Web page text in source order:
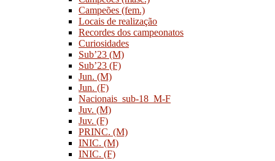
Campeões (fem.)
Locais de realização
Recordes dos campeonatos
Curiosidades
Sub’23 (M)
Sub’23 (F)
Jun. (M)
Jun. (F)
Nacionais_sub-18_M-F
Juv. (M)
Juv. (F)
PRINC. (M)
INIC. (M)
INIC. (F)